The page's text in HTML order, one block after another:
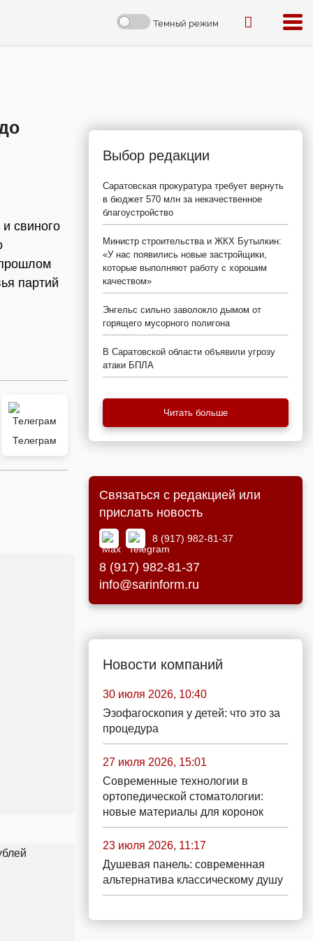
Темный режим
свиного
партий
Телеграм
Выбор редакции
Саратовская прокуратура требует вернуть
в бюджет 570 млн за некачественное
благоустройство
Министр строительства и ЖКХ Бутылкин:
«У нас появились новые застройщики,
которые выполняют работу с хорошим
качеством»
Энгельс сильно заволокло дымом от
горящего мусорного полигона
В Саратовской области объявили угрозу
атаки БПЛА
Читать больше
Связаться с редакцией или
прислать новость
8 (917) 982-81-37
8 (917) 982-81-37
info@sarinform.ru
Новости компаний
30 июля 2026, 10:40
Эзофагоскопия у детей: что это за
процедура
27 июля 2026, 15:01
Современные технологии в
ортопедической стоматологии:
новые материалы для коронок
23 июля 2026, 11:17
Душевая панель: современная
альтернатива классическому душу